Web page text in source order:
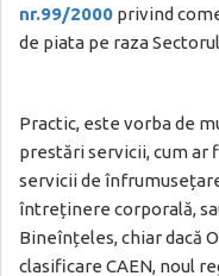
nr.99/2000 privind
de piata pe raza
Practic, este vorba de
prestări servicii, cum ar
servicii de
întreținere corporală,
Bineînțeles, chiar dacă
clasificare CAEN, noul